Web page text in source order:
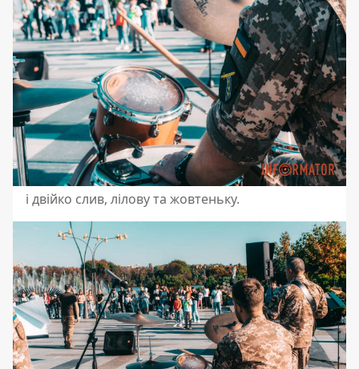
і двійко слив, лілову та жовтеньку.